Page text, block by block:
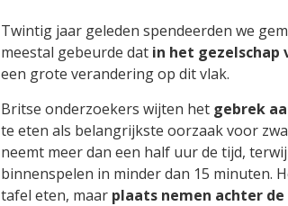
Twintig jaar geleden spendeerden we
meestal gebeurde dat in het gezelschap
een grote verandering op dit vlak.
Britse onderzoekers wijten het gebrek
te eten als belangrijkste oorzaak voor
neemt meer dan een half uur de tijd,
binnenspelen in minder dan 15 minuten.
tafel eten, maar plaats nemen achter